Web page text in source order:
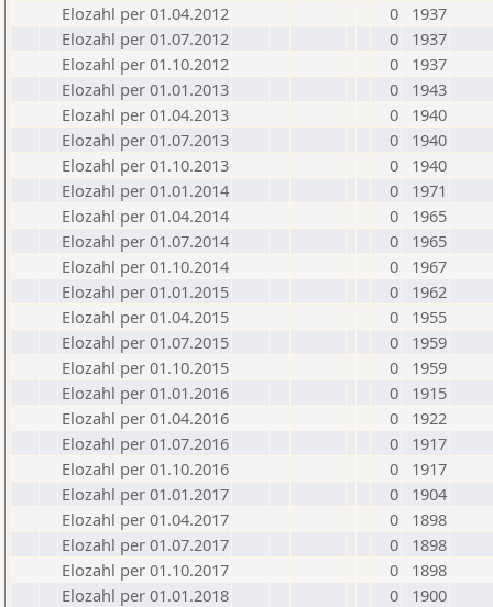
Elozahl per 01.04.2012
0
1937
Elozahl per 01.07.2012
0
1937
Elozahl per 01.10.2012
0
1937
Elozahl per 01.01.2013
0
1943
Elozahl per 01.04.2013
0
1940
Elozahl per 01.07.2013
0
1940
Elozahl per 01.10.2013
0
1940
Elozahl per 01.01.2014
0
1971
Elozahl per 01.04.2014
0
1965
Elozahl per 01.07.2014
0
1965
Elozahl per 01.10.2014
0
1967
Elozahl per 01.01.2015
0
1962
Elozahl per 01.04.2015
0
1955
Elozahl per 01.07.2015
0
1959
Elozahl per 01.10.2015
0
1959
Elozahl per 01.01.2016
0
1915
Elozahl per 01.04.2016
0
1922
Elozahl per 01.07.2016
0
1917
Elozahl per 01.10.2016
0
1917
Elozahl per 01.01.2017
0
1904
Elozahl per 01.04.2017
0
1898
Elozahl per 01.07.2017
0
1898
Elozahl per 01.10.2017
0
1898
Elozahl per 01.01.2018
0
1900